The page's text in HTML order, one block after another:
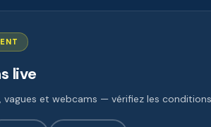
live
vagues et webcams — vérifiez les